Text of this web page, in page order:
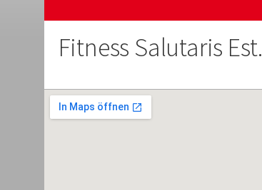
Fitness Salutaris Est.